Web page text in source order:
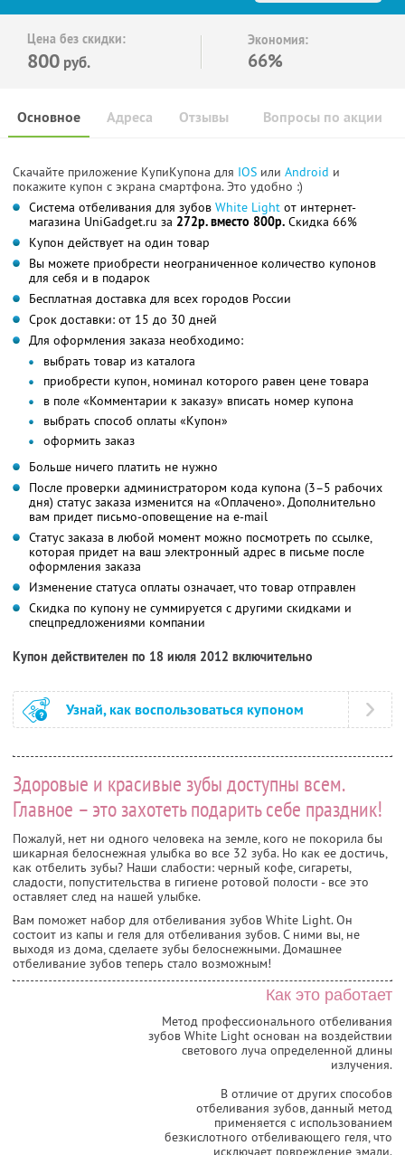
Цена без скидки:
800 руб.
Экономия:
66%
Основное Отзывы Вопросы по акции
Адреса
Скачайте приложение КупиКупона для IOS или Android и
покажите купон с экрана смартфона. Это удобно :)
Система отбеливания для зубов White Light от интернет-
магазина UniGadget.ru за 272р. вместо 800р. Скидка 66%
Купон действует на один товар
Вы можете приобрести неограниченное количество купонов
для себя и в подарок
Бесплатная доставка для всех городов России
Срок доставки: от 15 до 30 дней
Для оформления заказа необходимо:
выбрать товар из каталога
приобрести купон, номинал которого равен цене товара
в поле «Комментарии к заказу» вписать номер купона
выбрать способ оплаты «Купон»
оформить заказ
Больше ничего платить не нужно
После проверки администратором кода купона (3–5 рабочих
дня) статус заказа изменится на «Оплачено». Дополнительно
вам придет письмо-оповещение на e-mail
Статус заказа в любой момент можно посмотреть по ссылке,
которая придет на ваш электронный адрес в письме после
оформления заказа
Изменение статуса оплаты означает, что товар отправлен
Скидка по купону не суммируется с другими скидками и
спецпредложениями компании
Купон действителен по 18 июля 2012 включительно
Узнай, как воспользоваться купоном
Здоровые и красивые зубы доступны всем.
Главное – это захотеть подарить себе праздник!
Пожалуй, нет ни одного человека на земле, кого не покорила бы
шикарная белоснежная улыбка во все 32 зуба. Но как ее достичь,
как отбелить зубы? Наши слабости: черный кофе, сигареты,
сладости, попустительства в гигиене ротовой полости - все это
оставляет след на нашей улыбке.
Вам поможет набор для отбеливания зубов White Light. Он
состоит из капы и геля для отбеливания зубов. С ними вы, не
выходя из дома, сделаете зубы белоснежными. Домашнее
отбеливание зубов теперь стало возможным!
Как это работает
Метод профессионального отбеливания
зубов White Light основан на воздействии
светового луча определенной длины
излучения.
В отличие от других способов
отбеливания зубов, данный метод
применяется с использованием
безкислотного отбеливающего геля, что
исключает повреждение эмали.